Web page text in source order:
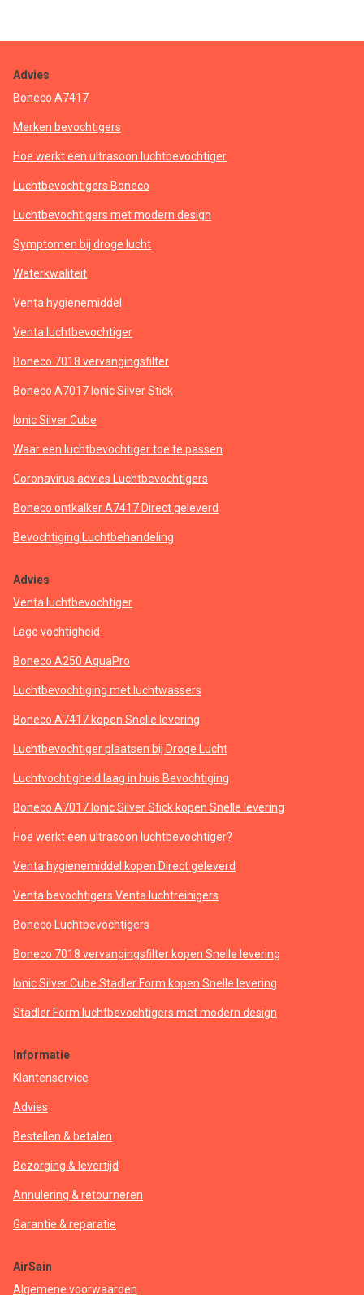
Advies
Boneco A7417
Merken bevochtigers
Hoe werkt een ultrasoon luchtbevochtiger
Luchtbevochtigers Boneco
Luchtbevochtigers met modern design
Symptomen bij droge lucht
Waterkwaliteit
Venta hygienemiddel
Venta luchtbevochtiger
Boneco 7018 vervangingsfilter
Boneco A7017 Ionic Silver Stick
Ionic Silver Cube
Waar een luchtbevochtiger toe te passen
Coronavirus advies Luchtbevochtigers
Boneco ontkalker A7417 Direct geleverd
Bevochtiging Luchtbehandeling
Advies
Venta luchtbevochtiger
Lage vochtigheid
Boneco A250 AquaPro
Luchtbevochtiging met luchtwassers
Boneco A7417 kopen Snelle levering
Luchtbevochtiger plaatsen bij Droge Lucht
Luchtvochtigheid laag in huis Bevochtiging
Boneco A7017 Ionic Silver Stick kopen Snelle levering
Hoe werkt een ultrasoon luchtbevochtiger?
Venta hygienemiddel kopen Direct geleverd
Venta bevochtigers Venta luchtreinigers
Boneco Luchtbevochtigers
Boneco 7018 vervangingsfilter kopen Snelle levering
Ionic Silver Cube Stadler Form kopen Snelle levering
Stadler Form luchtbevochtigers met modern design
Informatie
Klantenservice
Advies
Bestellen & betalen
Bezorging & levertijd
Annulering & retourneren
Garantie & reparatie
AirSain
Algemene voorwaarden